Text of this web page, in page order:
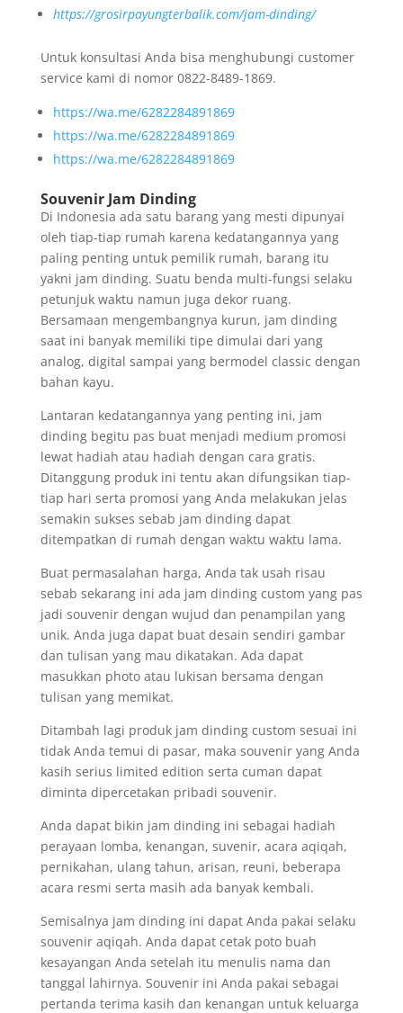
https://grosirpayungterbalik.com/jam-dinding/
Untuk konsultasi Anda bisa menghubungi customer
service kami di nomor 0822-8489-1869.
https://wa.me/6282284891869
https://wa.me/6282284891869
https://wa.me/6282284891869
Souvenir Jam Dinding
Di Indonesia ada satu barang yang mesti dipunyai
oleh tiap-tiap rumah karena kedatangannya yang
paling penting untuk pemilik rumah, barang itu
yakni jam dinding. Suatu benda multi-fungsi selaku
petunjuk waktu namun juga dekor ruang.
Bersamaan mengembangnya kurun, jam dinding
saat ini banyak memiliki tipe dimulai dari yang
analog, digital sampai yang bermodel classic dengan
bahan kayu.
Lantaran kedatangannya yang penting ini, jam
dinding begitu pas buat menjadi medium promosi
lewat hadiah atau hadiah dengan cara gratis.
Ditanggung produk ini tentu akan difungsikan tiap-
tiap hari serta promosi yang Anda melakukan jelas
semakin sukses sebab jam dinding dapat
ditempatkan di rumah dengan waktu waktu lama.
Buat permasalahan harga, Anda tak usah risau
sebab sekarang ini ada jam dinding custom yang pas
jadi souvenir dengan wujud dan penampilan yang
unik. Anda juga dapat buat desain sendiri gambar
dan tulisan yang mau dikatakan. Ada dapat
masukkan photo atau lukisan bersama dengan
tulisan yang memikat.
Ditambah lagi produk jam dinding custom sesuai ini
tidak Anda temui di pasar, maka souvenir yang Anda
kasih serius limited edition serta cuman dapat
diminta dipercetakan pribadi souvenir.
Anda dapat bikin jam dinding ini sebagai hadiah
perayaan lomba, kenangan, suvenir, acara aqiqah,
pernikahan, ulang tahun, arisan, reuni, beberapa
acara resmi serta masih ada banyak kembali.
Semisalnya jam dinding ini dapat Anda pakai selaku
souvenir aqiqah. Anda dapat cetak poto buah
kesayangan Anda setelah itu menulis nama dan
tanggal lahirnya. Souvenir ini Anda pakai sebagai
pertanda terima kasih dan kenangan untuk keluarga